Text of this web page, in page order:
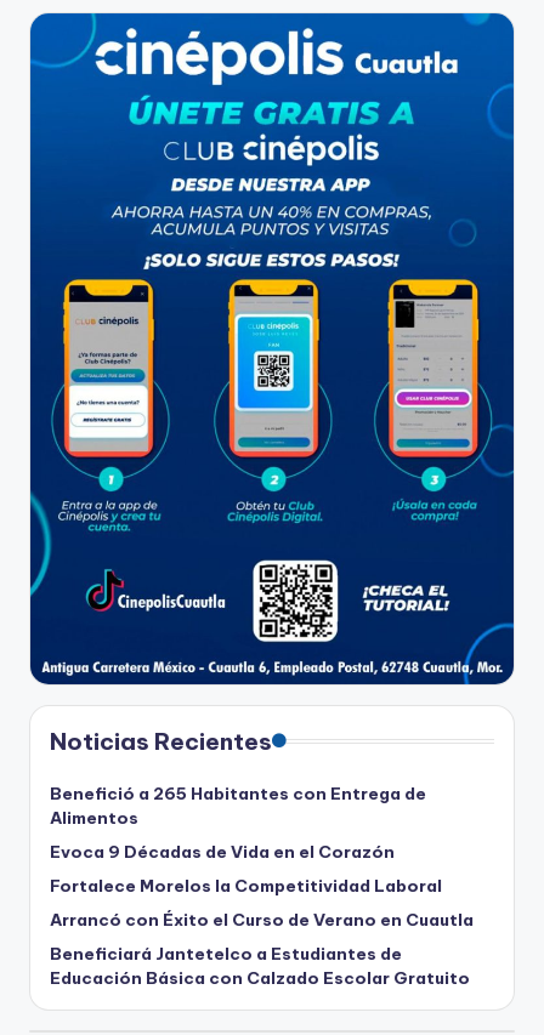
Noticias Recientes
Benefició a 265 Habitantes con Entrega de
Alimentos
Evoca 9 Décadas de Vida en el Corazón
Fortalece Morelos la Competitividad Laboral
Arrancó con Éxito el Curso de Verano en Cuautla
Beneficiará Jantetelco a Estudiantes de
Educación Básica con Calzado Escolar Gratuito